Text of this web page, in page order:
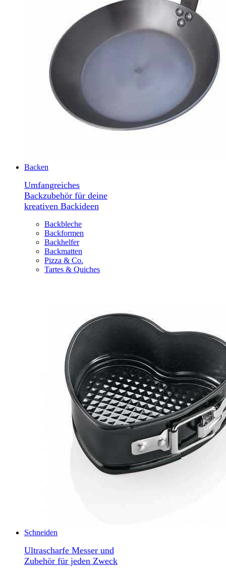
Backen
Umfangreiches
Backzubehör für deine
kreativen Backideen
Backbleche
Backformen
Backhelfer
Backmatten
Pizza & Co.
Tartes & Quiches
Schneiden
Ultrascharfe Messer und
Zubehör für jeden Zweck